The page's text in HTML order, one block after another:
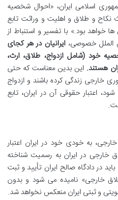
مدنی جمهوری اسلامی ایران، «احوال شخصیه
نکاح و طلاق و اهلیت و وراثت تابع
خواهد بود.» با تفسیر و استنباط از
الملل خصوصی، ایرانیان در هر کجای
خود (شامل ازدواج، طلاق، ارث،
هستند. این بدین معناست که حتی
خارجی زندگی کرده باشند و ازدواج
اعتبار حقوقی آن در ایران، تابع
به خودی خود در ایران اعتبار
خارجی در ایران به رسمیت شناخته
در دادگاه صالح ایران تأیید و ثبت
خارجی» نامیده می شود و بدون
و ثبتی ایران منعکس نخواهد شد.